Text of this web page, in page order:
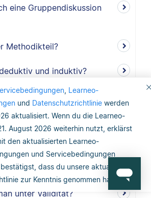
, Learneo-
und Datenschutzrichtlinie werden
aktualisiert. Wenn du die Learneo-
August 2026 weiterhin nutzt, erklärst
den aktualisierten Learneo-
und Servicebedingungen
dass du unsere aktualisierte
zur Kenntnis genommen hast.
eine Gruppendiskussion
Methodikteil?
und induktiv?
unter Validität?